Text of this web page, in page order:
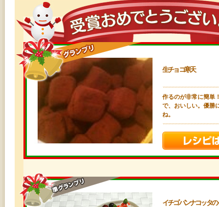
生チョコ寒天
作るのが非常に簡単
で、おいしい。優勝
ね。
イチゴパンナコッタ